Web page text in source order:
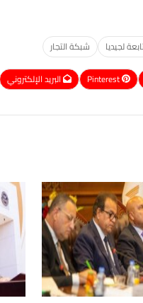
لجيديا شبكة التجار
Pinterest البريد الإلكتروني